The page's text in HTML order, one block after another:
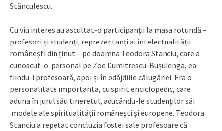
Stănculescu.
Cu viu interes au ascultat-o participanții la masa rotundă –
profesori și studenți, reprezentanți ai intelectualității
românești din ținut – pe doamna Teodora Stanciu, care a
cunoscut-o personal pe Zoe Dumitrescu-Bușulenga, ea
fiindu-i profesoară, apoi și în odăjdiile călugăriei. Era o
personalitate importantă, cu spirit enciclopedic, care
aduna în jurul său tineretul, aducându-le studenților săi
modele ale spiritualității românești și europene. Teodora
Stanciu a repetat concluzia fostei sale profesoare că